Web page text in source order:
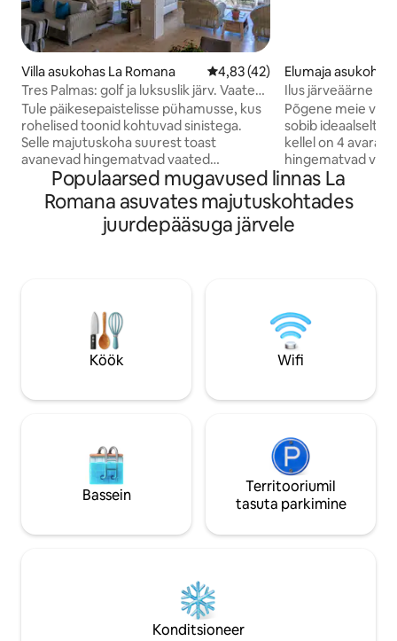
Villa asukohas La Romana Keskmine hinnang 4,83/5, 42
4,83 (42)
Tres Palmas: golf ja luksuslik järv. Vaated
ookeanile
Tule päikesepaistelisse pühamusse, kus
rohelised toonid kohtuvad sinistega.
Selle majutuskoha suurest toast
avanevad hingematvad vaated
golfiväljakule ja rahulikule järvele ning
silmapiiril sädeleb ookean. Majutuskoht
on loodud elamiseks „ideaalses ilmas“
ning see kutsub endasse jahedaid
päikeseloojangut, on see ideaalne
pelgupaik neile, kes soovivad nautida nii
golfiväljaku kui ka mere parimaid külgi.
Elumaja asukohas
Ilus järveäärne 4
Casa de Campos
Põgene meie
sobib ideaalselt
kellel on 4 avarat
hingematvad
golfiväljakule ning
Minitase rannast.
kujundatud
meie sõbralik
ideaalne koht
loomiseks. Broneeri oma unistuste
puhkus kohe!
Populaarsed mugavused linnas La
Romana asuvates majutuskohtades
juurdepääsuga järvele
Köök Wifi
Bassein
Territooriumil
tasuta parkimine
Konditsioneer